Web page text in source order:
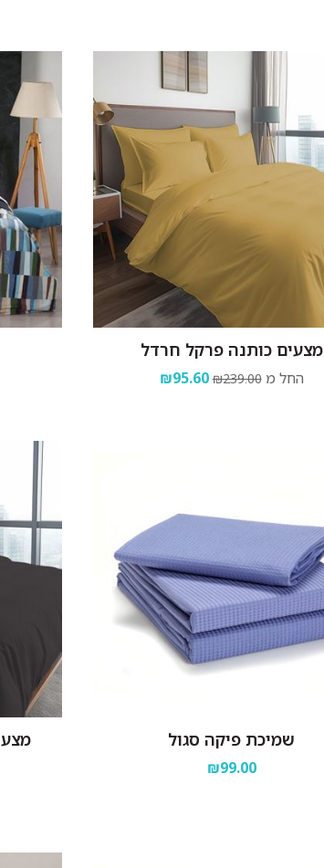
מצעים כותנה פרקל חרדל
החל מ ₪239.00
₪95.60
שמיכת פיקה סגול
₪99.00